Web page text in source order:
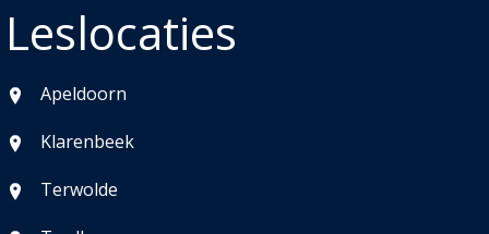
Leslocaties
Apeldoorn
Klarenbeek
Terwolde